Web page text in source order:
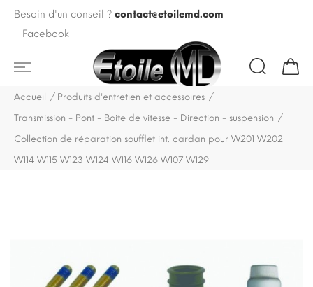
Besoin d'un conseil ? contact@etoilemd.com
Facebook
Accueil
Produits d'entretien et accessoires
Transmission - Pont - Boite de vitesse - Direction - suspension
Collection de réparation soufflet int. cardan pour W201 W202
W114 W115 W123 W124 W116 W126 W107 W129